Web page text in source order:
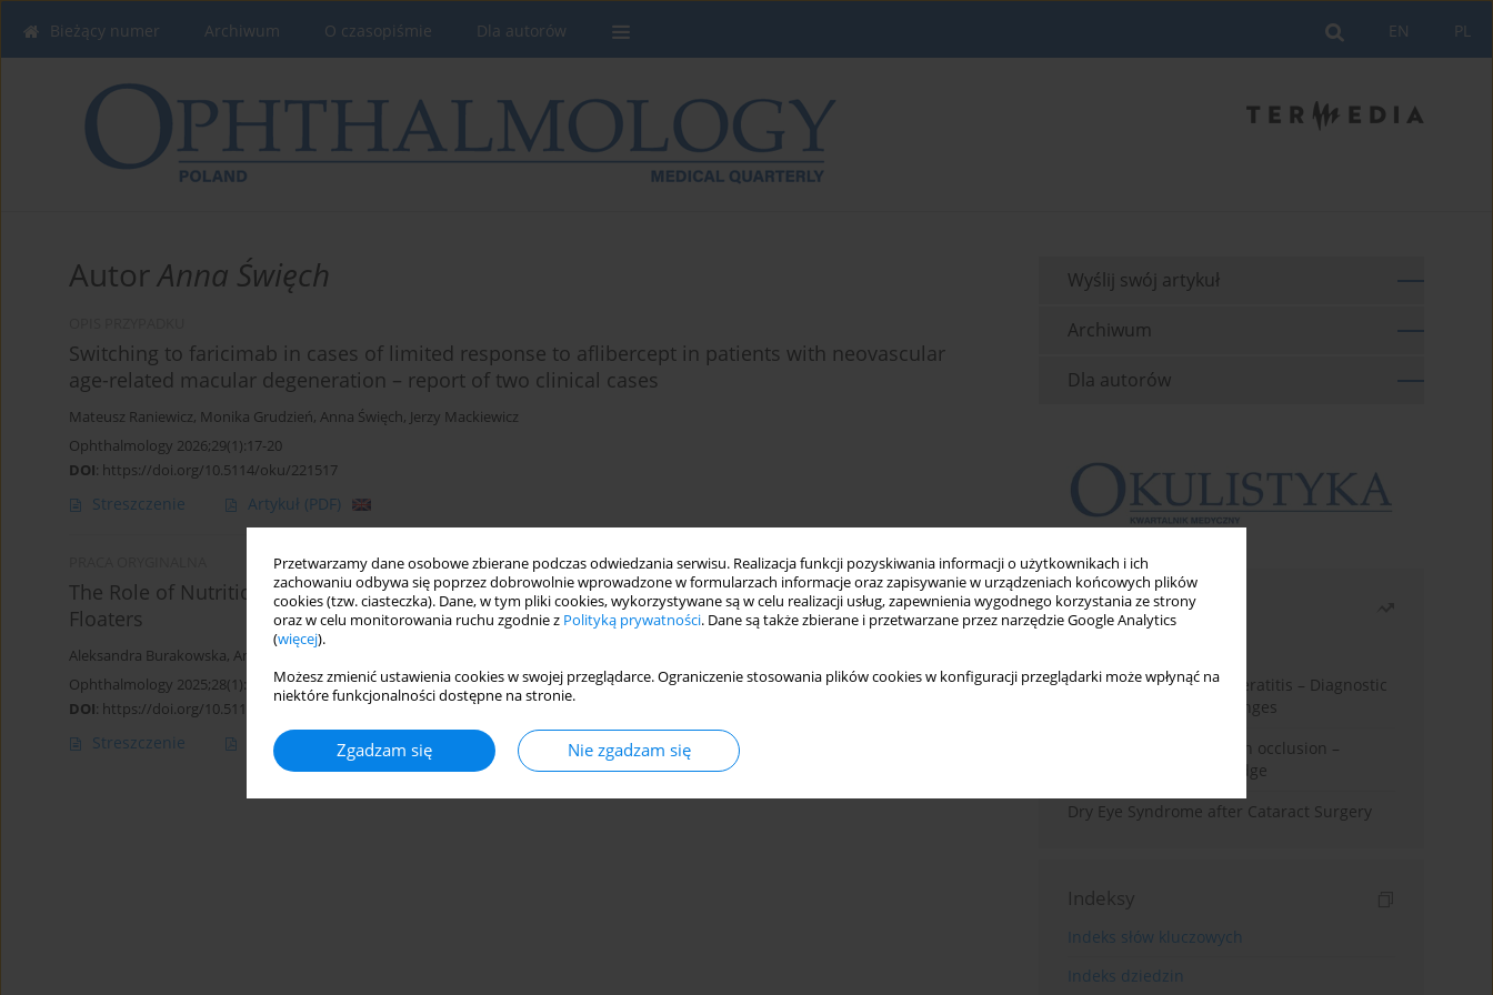
Przetwarzamy dane osobowe zbierane podczas odwiedzania serwisu. Realizacja funkcji pozyskiwania informacji o użytkownikach i ich
zachowaniu odbywa się poprzez dobrowolnie wprowadzone w formularzach informacje oraz zapisywanie w urządzeniach końcowych plików
cookies (tzw. ciasteczka). Dane, w tym pliki cookies, wykorzystywane są w celu realizacji usług, zapewnienia wygodnego korzystania ze strony
oraz w celu monitorowania ruchu zgodnie z Polityką prywatności. Dane są także zbierane i przetwarzane przez narzędzie Google Analytics
(więcej).
Możesz zmienić ustawienia cookies w swojej przeglądarce. Ograniczenie stosowania plików cookies w konfiguracji przeglądarki może wpłynąć na
niektóre funkcjonalności dostępne na stronie.
Zgadzam się Nie zgadzam się
PL
EN
Bieżący numer Archiwum O czasopiśmie Dla autorów
AutorAnna Święch
Switching to faricimab in cases of limited response to aflibercept in patients with neovascular
age-related macular degeneration – report of two clinical cases
Mateusz Raniewicz, Monika Grudzień, Anna Święch, Jerzy Mackiewicz
Ophthalmology 2026;29(1):17-20
DOI: https://doi.org/10.5114/oku/221517
Streszczenie Artykuł (PDF)
The Role of Nutritional Supplementation and Lifestyle Modification in Patients with Vitreous
Floaters
Aleksandra Burakowska, Anna Święch
Ophthalmology 2025;28(1):28-32
DOI: https://doi.org/10.5114/oku/207088
Streszczenie Artykuł (PDF)
Wyślij swój artykuł
Archiwum
Dla autorów
Najczęściej czytane
Herpes Simplex Virus Keratitis – Diagnostic
and Therapeutic Challenges
Treatment of retinal vein occlusion –
current state of knowledge
Dry Eye Syndrome after Cataract Surgery
Indeksy
Indeks słów kluczowych
Indeks dziedzin